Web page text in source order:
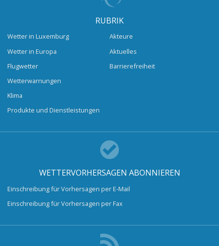
RUBRIK
Wetter in Luxemburg
Wetter in Europa
Flugwetter
Wetterwarnungen
Klima
Produkte und Dienstleistungen
Akteure
Aktuelles
Barrierefreiheit
WETTERVORHERSAGEN ABONNIEREN
Einschreibung für Vorhersagen per E-Mail
Einschreibung für Vorhersagen per Fax